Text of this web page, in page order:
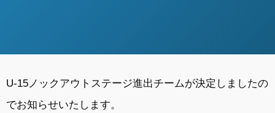
U-15ノックアウトステージ進出チームが決定しましたの
でお知らせいたします。